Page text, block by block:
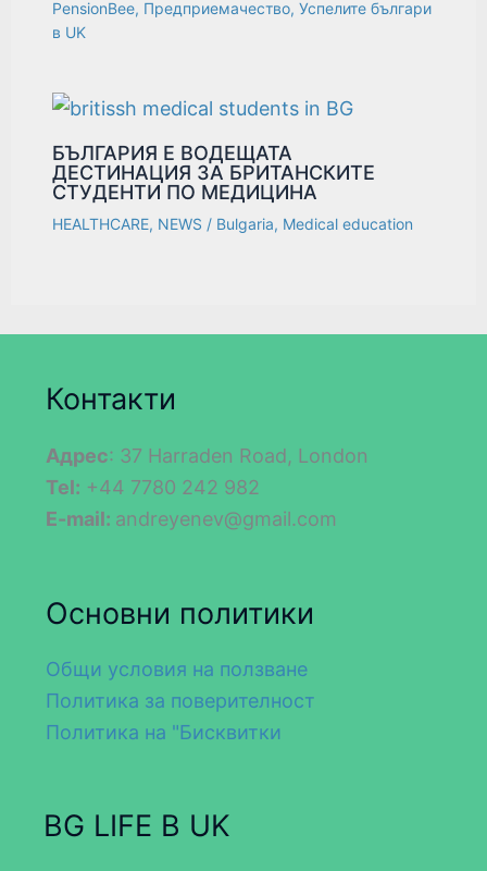
PensionBee, Предприемачество,Успелите българи
в UK
БЪЛГАРИЯ Е ВОДЕЩАТА
ДЕСТИНАЦИЯ ЗА БРИТАНСКИТЕ
СТУДЕНТИ ПО МЕДИЦИНА
HEALTHCARE, NEWS / Bulgaria, Medical education
Контакти
Адрес: 37 Harraden Road, London
Tel: +44 7780 242 982
E-mail: andreyenev@gmail.com
Основни политики
Общи условия на ползване
Политика за поверителност
Политика на "Бисквитки
BG LIFE В UK